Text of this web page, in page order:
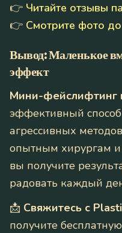
👉 Читайте отзывы
👉 Смотрите фото
Вывод: Маленькое
эффект
Мини-фейслифтинг
эффективный
агрессивных
опытным хирургам
вы получите
радовать каждый
📩 Свяжитесь с
получите